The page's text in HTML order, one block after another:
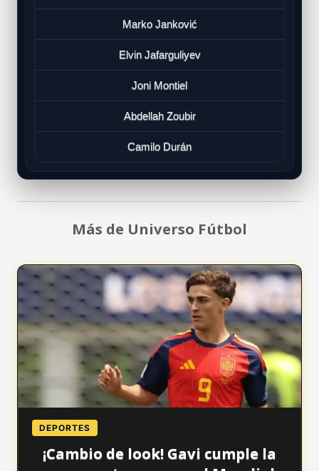
Marko Janković
Elvin Jafarguliyev
Joni Montiel
Abdellah Zoubir
Camilo Durán
Más de Universo Fútbol
DEPORTES
¡Cambio de look! Gavi cumple la